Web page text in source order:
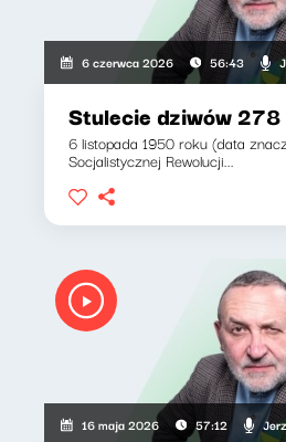
6 czerwca 2026 56:43
Stulecie dziwów 278
6 listopada 1950 roku (data
Socjalistycznej Rewolucji...
16 maja 2026 57:12